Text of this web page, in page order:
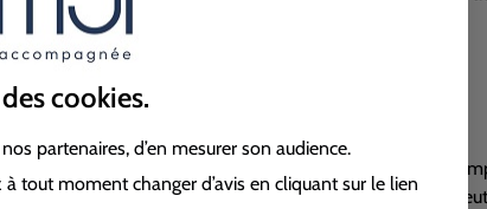
des installations pour plusieurs ouvrages. Par
(grue) ou d’équipements en sécurité (étais, barrières)
descookies.
partenaires, d’en mesurer son audience.
tout moment changer d’avis en cliquant sur le lien